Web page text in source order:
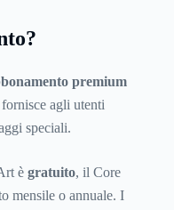
premium
agli utenti
speciali.
è gratuito, il Core
mensile o annuale. I